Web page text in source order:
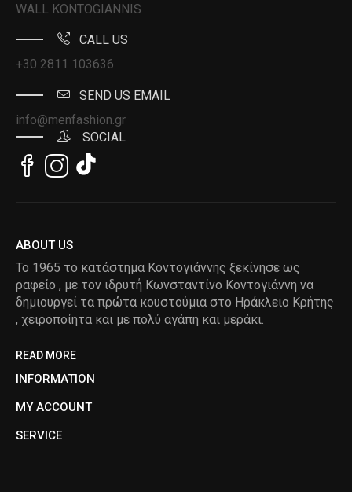
WALL KONTOGIANNIS
CALL US
+30 2811 103636
SEND US EMAIL
info@menfashion.gr
SOCIAL
ABOUT US
Το 1965 το κατάστημα Κοντογιάννης ξεκίνησε ως
ραφείο , με τον ιδρυτή Κωνσταντίνο Κοντογιάννη να
δημιουργεί τα πρώτα κουστούμια στο Ηράκλειο Κρήτης
, χειροποίητα και με πολύ αγάπη και μεράκι.
READ MORE
INFORMATION
MY ACCOUNT
SERVICE